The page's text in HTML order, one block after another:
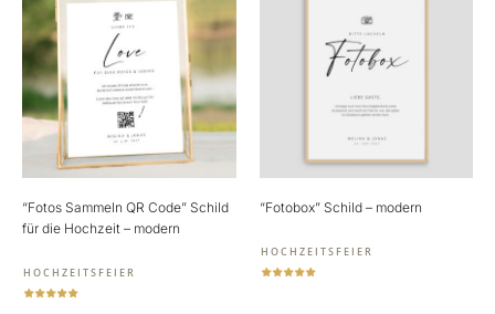
“Fotos Sammeln QR Code” Schild
für die Hochzeit – modern
HOCHZEITSFEIER
“Fotobox” Schild – modern
HOCHZEITSFEIER